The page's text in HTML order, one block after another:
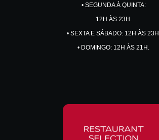
• SEGUNDA À QUINTA:
12H ÀS 23H.
• SEXTA E SÁBADO: 12H ÀS 23H.
• DOMINGO: 12H ÀS 21H.